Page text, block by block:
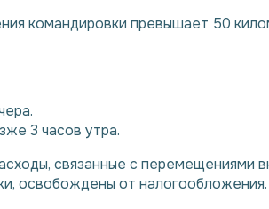
командировки превышает 50
3 часов утра.
связанные с перемещениями
освобождены от налогообложения.